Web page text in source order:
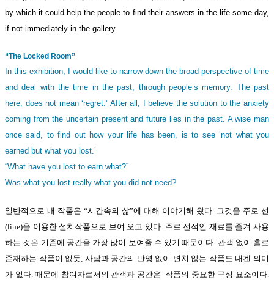
by which it could help the people to find their answers in the life some day,
if not immediately in the gallery.
“The Locked Room”
In this exhibition, I would like to narrow down the broad perspective of time
and deal with the time in the past, through people’s memory. The past
here, does not mean ‘regret.’ After all, I believe the solution to the anxiety
coming from the uncertain present and future lies in the past. A wise man
once said, to find out how your life has been, is to see ‘not what you
earned but what you lost.’
“What have you lost to earn what?”
Was what you lost really what you did not need?
일반적으로 내 작품은 “시간속의 삶”에 대해 이야기해 왔다. 그것을 주로 선
(line)을 이용한 설치작품으로 보여 오고 있다. 주로 선적인 재료를 즐겨 사용
하는 것은 기존에 공간을 가장 많이 보여줄 수 있기 때문이다. 관객 없이 홀로
존재하는 작품이 없듯, 사람과 공간의 반영 없이 변치 않는 작품도 내겐 의미
가 없다. 때문에 참여자로서의 관객과 공간은 작품의 중요한 구성 요소이다.